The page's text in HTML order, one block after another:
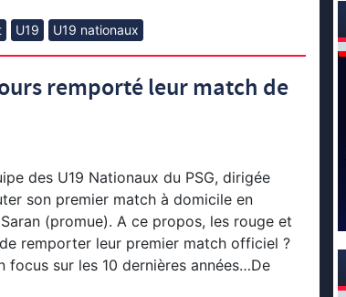
U19 U19 nationaux
remporté leur match de
des U19 Nationaux du PSG, dirigée
son premier match à domicile en
(promue). A ce propos, les rouge et
remporter leur premier match officiel ?
focus sur les 10 dernières années…De